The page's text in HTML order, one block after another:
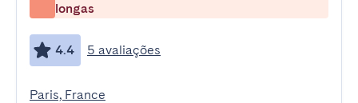
longas
4.4 5 avaliações
Paris, France